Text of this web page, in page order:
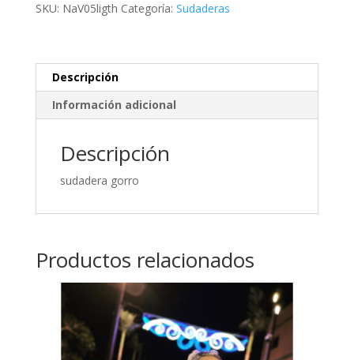
SKU: NaV05ligth Categoría: Sudaderas
Descripción
Información adicional
Descripción
sudadera gorro
Productos relacionados